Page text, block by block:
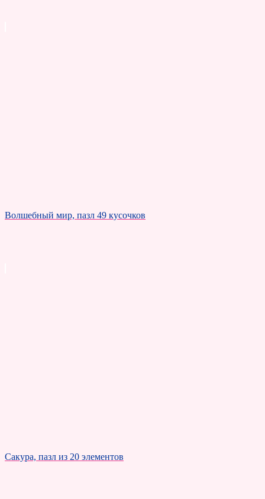
Волшебный мир, пазл 49 кусочков
Сакура, пазл из 20 элементов